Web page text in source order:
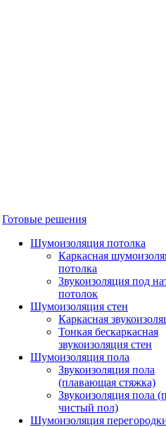
Готовые решения
Шумоизоляция потолка
Каркасная
потолка
Звукоизоляция под
потолок
Шумоизоляция стен
Каркасная
Тонкая бескаркасная
звукоизоляция стен
Шумоизоляция пола
Звукоизоляция пола
(плавающая стяжка)
Звукоизоляция пола
чистый пол)
Шумоизоляция